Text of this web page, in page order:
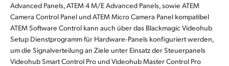
Advanced Panels, ATEM 4 M/E Advanced Panels, sowie ATEM
Camera Control Panel und ATEM Micro Camera Panel kompatibel
ATEM Software Control kann auch über das Blackmagic Videohub
Setup Dienstprogramm für Hardware‑Panels konfiguriert werden,
um die Signalverteilung an Ziele unter Einsatz der Steuerpanels
Videohub Smart Control Pro und Videohub Master Control Pro